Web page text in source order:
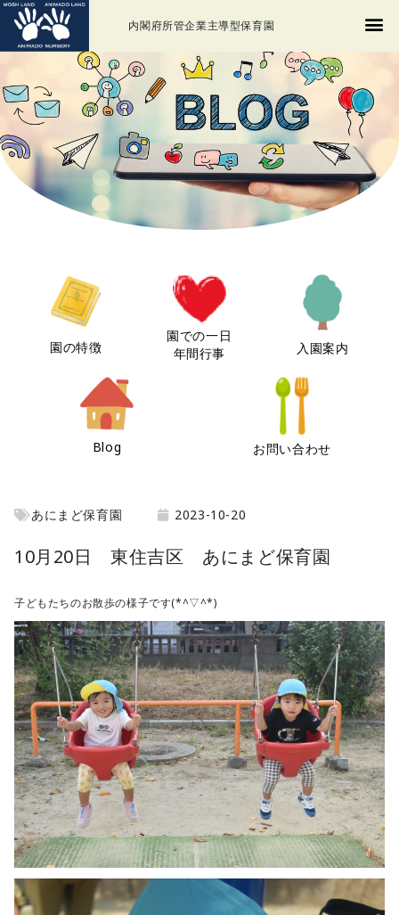
内閣府所管企業主導型保育園
園の特徴
園での一日
年間行事
入園案内
Blog お問い合わせ
あにまど保育園 2023-10-20
10月20日 東住吉区 あにまど保育園
子どもたちのお散歩の様子です(*^▽^*)